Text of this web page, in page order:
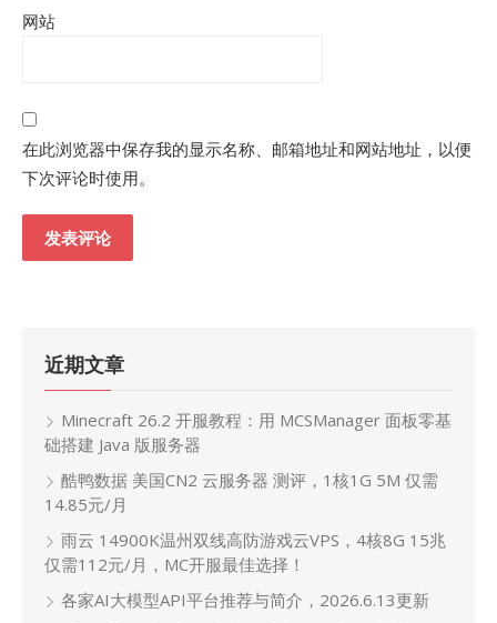
网站
在此浏览器中保存我的显示名称、邮箱地址和网站地址，以便
下次评论时使用。
近期文章
Minecraft 26.2 开服教程：用 MCSManager 面板零基
础搭建 Java 版服务器
酷鸭数据 美国CN2 云服务器 测评，1核1G 5M 仅需
14.85元/月
雨云 14900K温州双线高防游戏云VPS，4核8G 15兆
仅需112元/月，MC开服最佳选择！
各家AI大模型API平台推荐与简介，2026.6.13更新